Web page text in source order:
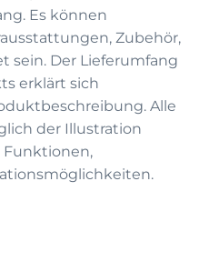
Es können
Zubehör,
sein. Der Lieferumfang
erklärt sich
Alle
der Illustration
Funktionen,